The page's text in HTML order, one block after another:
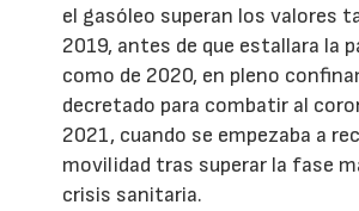
el gasóleo superan los valores
2019, antes de que estallara la
como de 2020, en pleno
decretado para combatir al
2021, cuando se empezaba a
movilidad tras superar la fase
crisis sanitaria.